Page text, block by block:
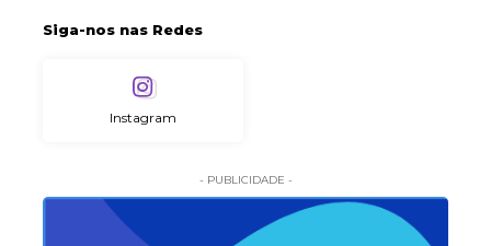
Siga-nos nas Redes
Instagram
- PUBLICIDADE -